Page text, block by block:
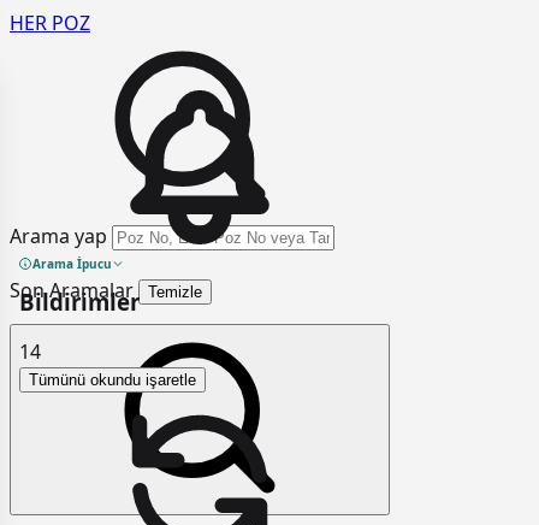
HER POZ
Arama yap
Arama İpucu
Son Aramalar Temizle
Bildirimler
14
Tümünü okundu işaretle